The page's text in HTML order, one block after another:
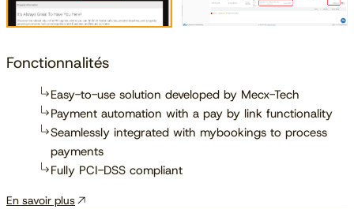
Fonctionnalités
Easy-to-use solution developed by Mecx-Tech
Payment automation with a pay by link functionality
Seamlessly integrated with mybookings to process
payments
Fully PCI-DSS compliant
En savoir plus